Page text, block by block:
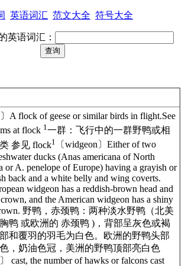
英语词汇 范文大全 符号大全
英语词汇：
〕A flock of geese or similar birds in flight.See
at flock 1一群：飞行中的一群野鸭或相
参见 flock1
〔widgeon〕Either of two
ducks (Anas americana of North
or A. penelope of Europe) having a grayish or
back and a white belly and wing coverts.
widgeon has a reddish-brown head and
and the American widgeon has a shiny
野鸭 ，赤颈鸭：两种淡水野鸭 （北美
鸭 或欧洲的 赤颈鸭 )，背部呈灰色或褐
和覆羽的羽毛为白色。欧洲的野鸭头部
，奶油色冠，美洲的野鸭顶部亮白色
cast, the number of hawks or falcons cast